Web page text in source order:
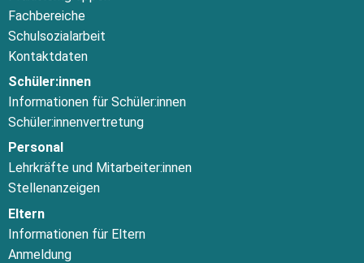
Fachbereiche
Schulsozialarbeit
Kontaktdaten
Schüler:innen
Informationen für Schüler:innen
Schüler:innenvertretung
Personal
Lehrkräfte und Mitarbeiter:innen
Stellenanzeigen
Eltern
Informationen für Eltern
Anmeldung